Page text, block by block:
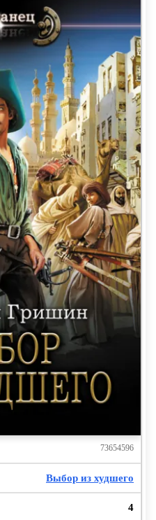
не могу. Зато
не волноваться – на
можно. И то осторожно,
– вначале о главном. Вы
и навсегда.
стало плохо. Очень плохо.
между сумасшествием,
и тем, что я «услышал».
и от души приложился
способность думать. Ну,
разберусь в терминах.
информация.
галактика? Вселенная?
объяснить произошедшее
прошу вспомнить о
и мироздании.
вы сами желаете до меня
Но даже это забирает
долго восстанавливать.
здесь еще дней
73654596
Выбор из худшего
4